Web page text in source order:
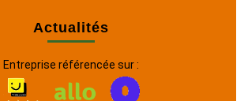
Actualités
Entreprise référencée sur :